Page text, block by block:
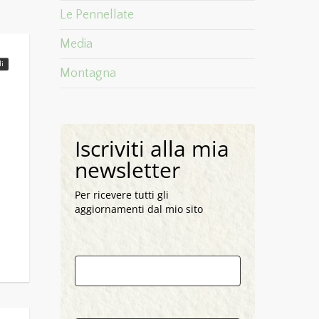
Le Pennellate
Media
Montagna
Iscriviti alla mia
newsletter
Per ricevere tutti gli
aggiornamenti dal mio sito